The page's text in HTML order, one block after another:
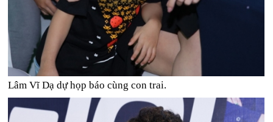
Lâm Vĩ Dạ dự họp báo cùng con trai.